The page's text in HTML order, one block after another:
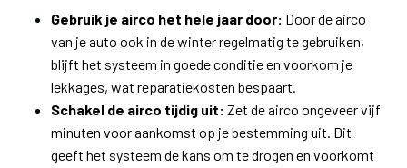
Gebruik je airco het hele jaar door: Door de airco
van je auto ook in de winter regelmatig te gebruiken,
blijft het systeem in goede conditie en voorkom je
lekkages, wat reparatiekosten bespaart.
Schakel de airco tijdig uit: Zet de airco ongeveer vijf
minuten voor aankomst op je bestemming uit. Dit
geeft het systeem de kans om te drogen en voorkomt